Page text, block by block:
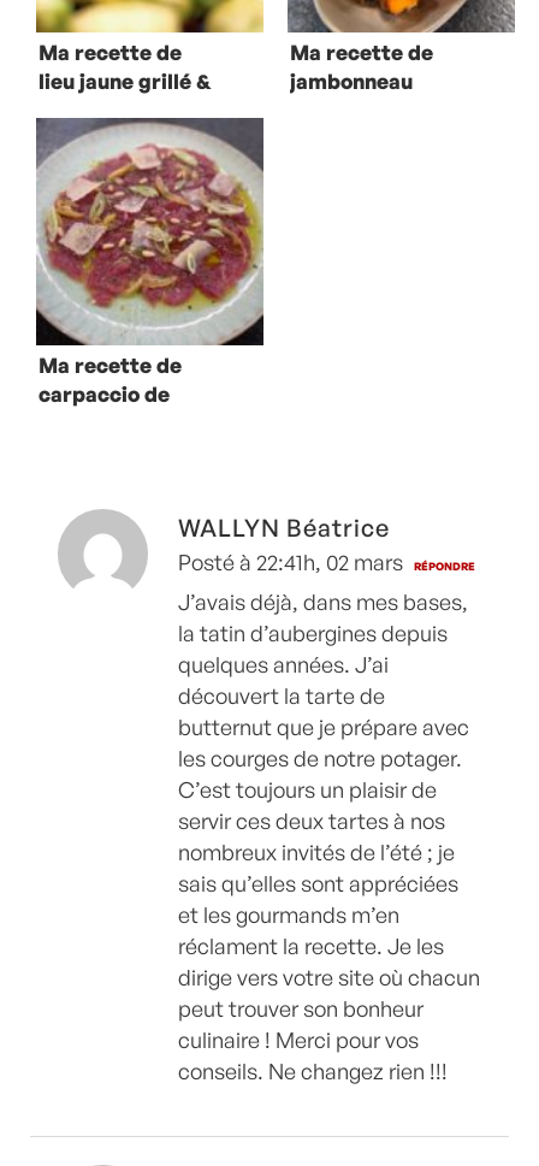
Ma recette de
lieu jaune grillé &
Bruxelles
Ma recette de
jambonneau
Ma recette de
carpaccio de
WALLYN Béatrice
Posté à 22:41h, 02 mars RÉPONDRE
J’avais déjà, dans mes bases,
la tatin d’aubergines depuis
quelques années. J’ai
découvert la tarte de
butternut que je prépare avec
les courges de notre potager.
C’est toujours un plaisir de
servir ces deux tartes à nos
nombreux invités de l’été ; je
sais qu’elles sont appréciées
et les gourmands m’en
réclament la recette. Je les
dirige vers votre site où chacun
peut trouver son bonheur
culinaire ! Merci pour vos
conseils. Ne changez rien !!!